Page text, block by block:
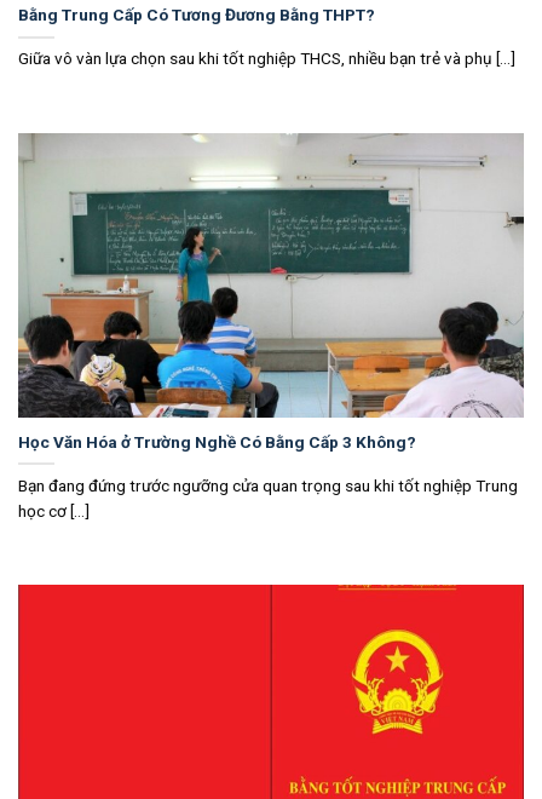
Bằng Trung Cấp Có Tương Đương Bằng THPT?
Giữa vô vàn lựa chọn sau khi tốt nghiệp THCS, nhiều bạn trẻ và phụ [...]
Học Văn Hóa ở Trường Nghề Có Bằng Cấp 3 Không?
Bạn đang đứng trước ngưỡng cửa quan trọng sau khi tốt nghiệp Trung
học cơ [...]